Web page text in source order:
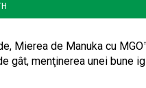
Mierea de Manuka cu
gât, menţinerea unei